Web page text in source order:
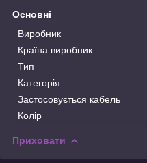
Основні
Виробник
Країна виробник
Тип
Категорія
Застосовується кабель
Колір
Приховати